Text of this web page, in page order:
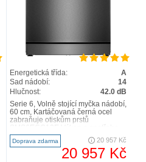
Energetická třída:
A
Sad nádobí:
14
Hlučnost:
42.0 dB
Serie 6, Volně stojící myčka nádobí,
60 cm, Kartáčovaná černá ocel
zabraňuje otiskům prstů
třída energetické účinno..
Doprava zdarma 20 957 Kč
20 957 Kč